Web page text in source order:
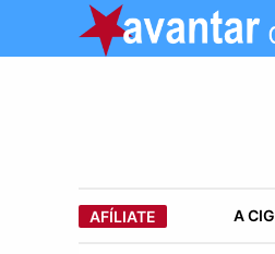
AFÍLIATE A CIG